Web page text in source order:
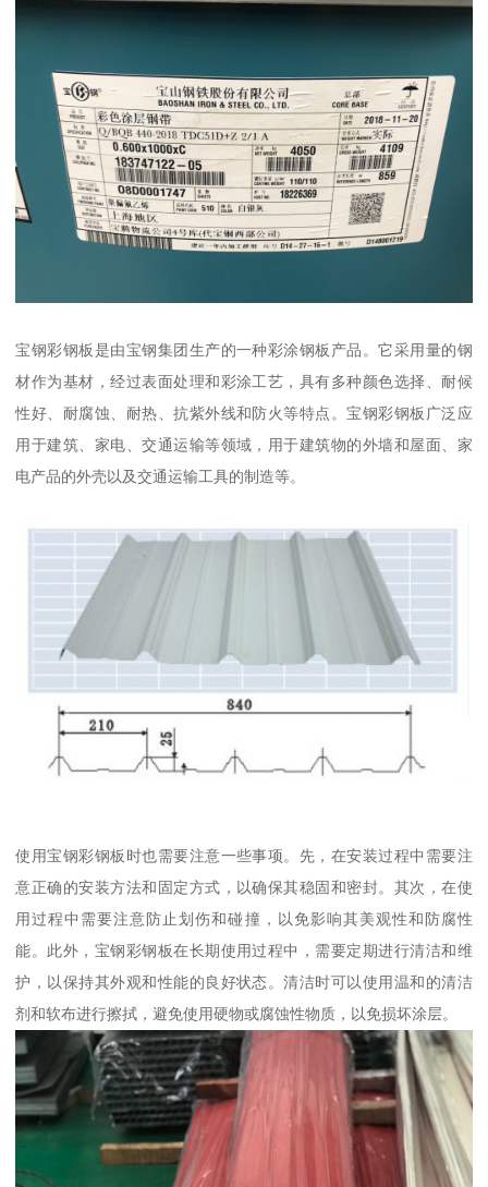
宝钢彩钢板是由宝钢集团生产的一种彩涂钢板产品。它采用量的钢
材作为基材，经过表面处理和彩涂工艺，具有多种颜色选择、耐候
性好、耐腐蚀、耐热、抗紫外线和防火等特点。宝钢彩钢板广泛应
用于建筑、家电、交通运输等领域，用于建筑物的外墙和屋面、家
电产品的外壳以及交通运输工具的制造等。
使用宝钢彩钢板时也需要注意一些事项。先，在安装过程中需要注
意正确的安装方法和固定方式，以确保其稳固和密封。其次，在使
用过程中需要注意防止划伤和碰撞，以免影响其美观性和防腐性
能。此外，宝钢彩钢板在长期使用过程中，需要定期进行清洁和维
护，以保持其外观和性能的良好状态。清洁时可以使用温和的清洁
剂和软布进行擦拭，避免使用硬物或腐蚀性物质，以免损坏涂层。